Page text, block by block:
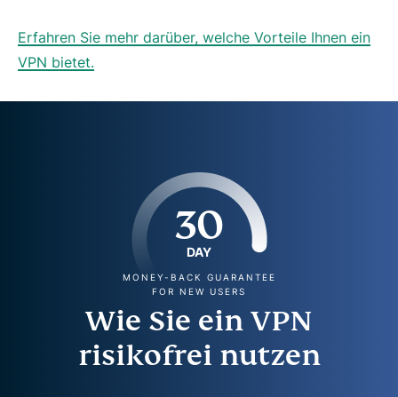
Erfahren Sie mehr darüber, welche Vorteile Ihnen ein
VPN bietet.
30
DAY
MONEY-BACK GUARANTEE
FOR NEW USERS
Wie Sie ein VPN
risikofrei nutzen